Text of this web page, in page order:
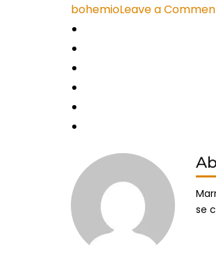
bohemioLeave a
se